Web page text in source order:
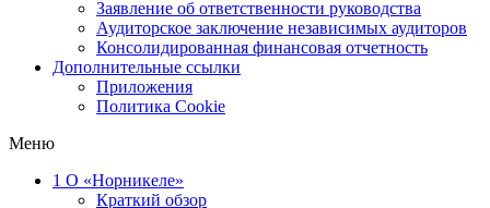
Заявление об ответственности руководства
Аудиторское заключение независимых аудиторов
Консолидированная финансовая отчетность
Дополнительные ссылки
Приложения
Политика Cookie
Меню
1 О «Норникеле»
Краткий обзор